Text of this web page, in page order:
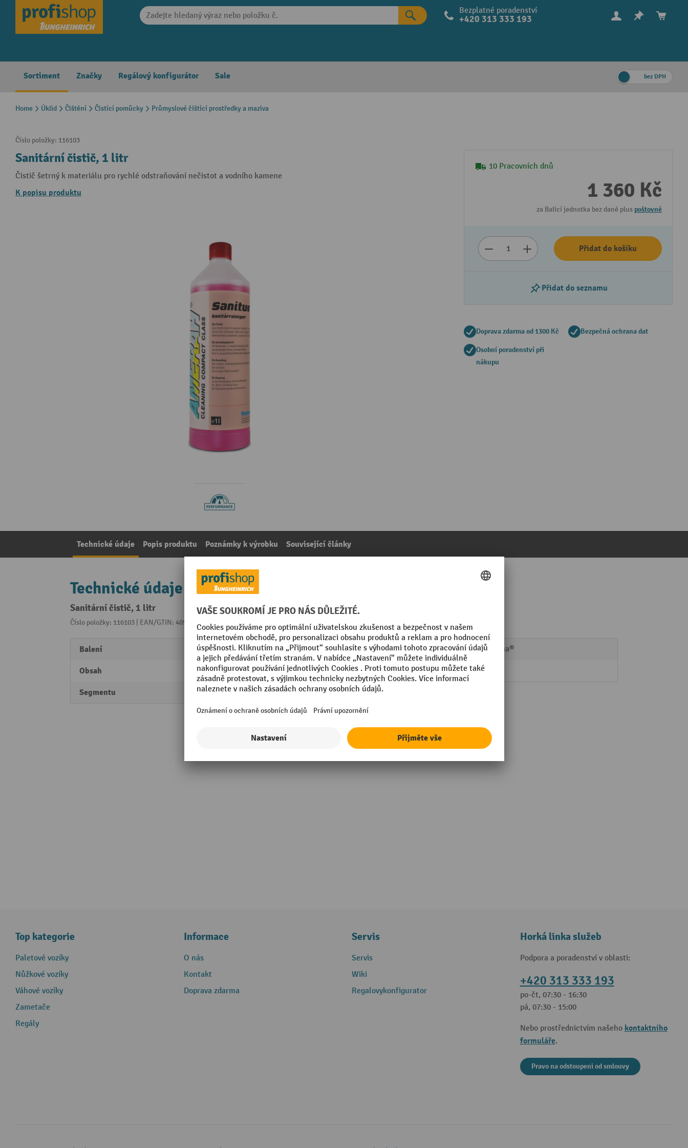
Skip to main navigation Bezplatné poradenství
+420 313 333 193
Sortiment Značky Regálový konfigurátor Sale bez DPH
Home Úklid Čištění Čistící pomůcky Průmyslové čištící prostředky a maziva
Číslo položky: 116103
Sanitární čistič, 1 litr
Čistič šetrný k materiálu pro rychlé odstraňování nečistot a vodního kamene
K popisu produktu
10 Pracovních dnů
1 360 Kč
za Balicí jednotka bez daně plus poštovné
Přidat do košíku
Přidat do seznamu
Doprava zdarma od 1300 Kč Bezpečná ochrana dat
Osobní poradenství při
nákupu
Technické údaje Popis produktu Poznámky k výrobku Související články
Technické údaje
Sanitární čistič, 1 litr
Číslo položky: 116103 | EAN/GTIN: 4055091026633 Z kategorie: Průmyslové čištící prostředky a maziva
Balení 12 Stk
Obsah 1 L
Segmentu Performance
Značka Harema®
pH hodnota 2
Top kategorie
Paletové vozíky
Nůžkové vozíky
Váhové vozíky
Zametače
Regály
Informace
O nás
Kontakt
Doprava zdarma
Servis
Servis
Wiki
Regalovykonfigurator
Horká linka služeb
Podpora a poradenství v oblasti:
+420 313 333 193
po-čt, 07:30 - 16:30
pá, 07:30 - 15:00
Nebo prostřednictvím našeho kontaktního
formuláře.
Pravo na odstoupeni od smlouvy